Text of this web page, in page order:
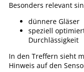
Besonders relevant
dünnere Gläser
speziell
Durchlässigkeit
In den Treffern sieht
Hinweis auf den